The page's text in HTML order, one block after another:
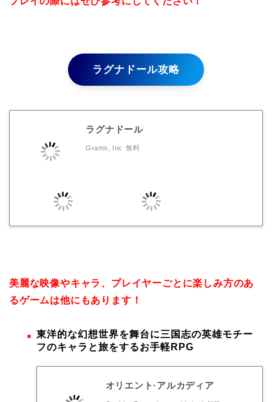
ラグナドール攻略
ラグナドール
Grams, Inc 無料
美麗な映像やキャラ、プレイヤーごとに楽しみ方のあ
るゲームは他にもあります！
東洋的な幻想世界を舞台に三国志の英雄モチー
フのキャラと旅をするお手軽RPG
オリエント·アルカディア